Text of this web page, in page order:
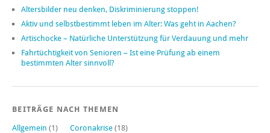
Altersbilder neu denken, Diskriminierung stoppen!
Aktiv und selbstbestimmt leben im Alter: Was geht in Aachen?
Artischocke – Natürliche Unterstützung für Verdauung und mehr
Fahrtüchtigkeit von Senioren – Ist eine Prüfung ab einem
bestimmten Alter sinnvoll?
BEITRÄGE NACH THEMEN
Allgemein (1) Coronakrise (18)